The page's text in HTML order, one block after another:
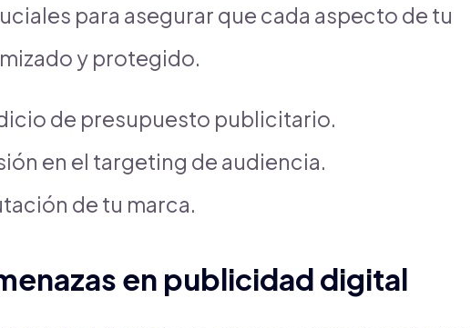
para asegurar que cada aspecto de tu
y protegido.
de presupuesto publicitario.
en el targeting de audiencia.
de tu marca.
en publicidad digital